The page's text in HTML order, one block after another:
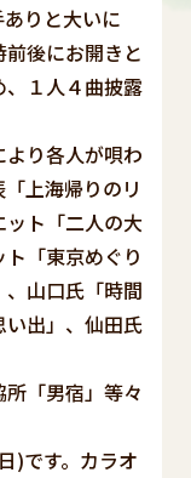
りと大いに
後にお開きと
１人４曲披露
り各人が唄わ
上海帰りのリ
ト「二人の大
「東京めぐり
山口氏「時間
出」、仙田氏
「男宿」等々
)です。カラオ